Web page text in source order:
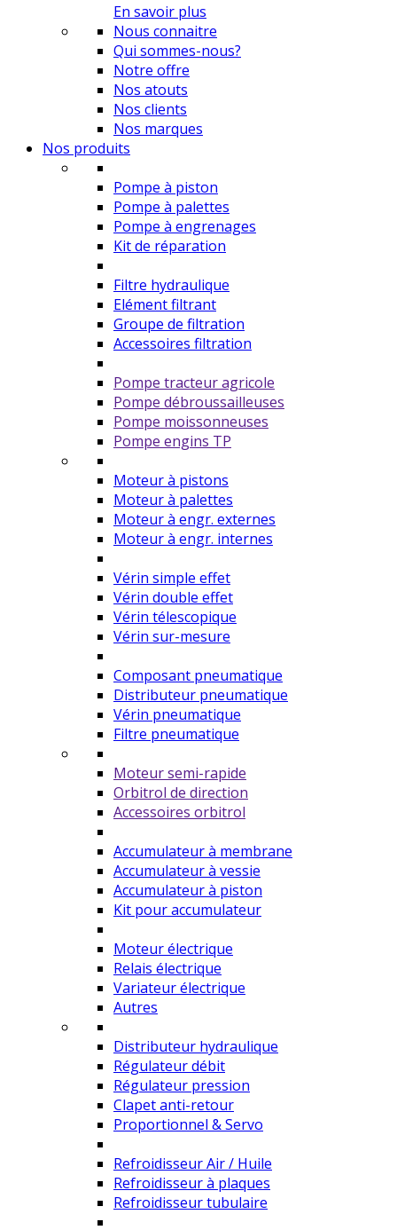
En savoir plus
Nous connaitre
Qui sommes-nous?
Notre offre
Nos atouts
Nos clients
Nos marques
Nos produits
Pompe à piston
Pompe à palettes
Pompe à engrenages
Kit de réparation
Filtre hydraulique
Elément filtrant
Groupe de filtration
Accessoires filtration
Pompe tracteur agricole
Pompe débroussailleuses
Pompe moissonneuses
Pompe engins TP
Moteur à pistons
Moteur à palettes
Moteur à engr. externes
Moteur à engr. internes
Vérin simple effet
Vérin double effet
Vérin télescopique
Vérin sur-mesure
Composant pneumatique
Distributeur pneumatique
Vérin pneumatique
Filtre pneumatique
Moteur semi-rapide
Orbitrol de direction
Accessoires orbitrol
Accumulateur à membrane
Accumulateur à vessie
Accumulateur à piston
Kit pour accumulateur
Moteur électrique
Relais électrique
Variateur électrique
Autres
Distributeur hydraulique
Régulateur débit
Régulateur pression
Clapet anti-retour
Proportionnel & Servo
Refroidisseur Air / Huile
Refroidisseur à plaques
Refroidisseur tubulaire